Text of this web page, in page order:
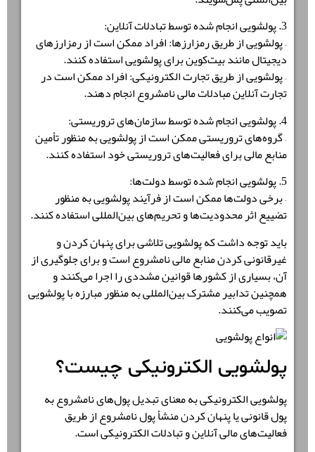
3. پولشویی انجام شده توسط تبادلات آنلاین:
– پولشویی از طریق رمزارزها: افراد ممکن است از رمزارزهای
دیجیتال مانند بیت‌کوین برای پولشویی استفاده کنند.
– پولشویی از طریق تجارت الکترونیکی: افراد ممکن است در
تجارت آنلاین مبادلات مالی نامشروع انجام دهند.
4. پولشویی انجام شده توسط سازمان‌های تروریستی:
– گروه‌های تروریستی ممکن است از پولشویی به منظور تأمین
منابع مالی برای فعالیت‌های تروریستی خود استفاده کنند.
5. پولشویی انجام شده توسط دولت‌ها:
– برخی دولت‌ها ممکن است از فرآیند پولشویی به منظور
تضییع اثر محدودیت‌ها و تحریم‌های بین‌المللی استفاده کنند.
باید توجه داشت که پولشویی تلاشی برای پنهان کردن و
غیرقانونی کردن منابع مالی نامشروع است و برای جلوگیری از
آن، بسیاری از کشورها قوانین مشددی را اجرا می‌کنند و
همچنین تدابیر مشترک بین‌المللی به منظور مبارزه با پولشویی
تصویب می‌کنند.
پولشویی الکترونیکی چیست؟
پولشویی الکترونیکی به معنای تبدیل پول‌های نامشروع به
پول قانونی یا پنهان کردن منشأ پول نامشروع از طریق
فعالیت‌های مالی آنلاین و تبادلات الکترونیکی است.